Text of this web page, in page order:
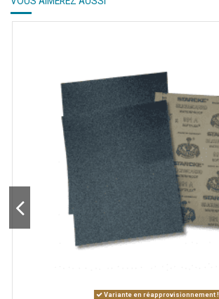
Variante en réapprovisionnement !